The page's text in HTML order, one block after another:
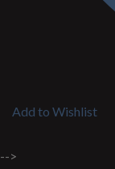
Add to Wishlist
-->